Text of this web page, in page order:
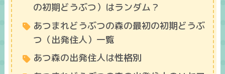
の初期どうぶつ）はランダム？
あつまれどうぶつの森の最初の初期どうぶ
つ（出発住人）一覧
あつ森の出発住人は性格別